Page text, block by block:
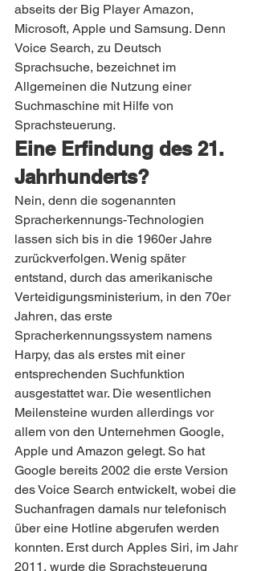
abseits der Big Player Amazon,
Microsoft, Apple und Samsung. Denn
Voice Search, zu Deutsch
Sprachsuche, bezeichnet im
Allgemeinen die Nutzung einer
Suchmaschine mit Hilfe von
Sprachsteuerung.
Eine Erfindung des 21.
Jahrhunderts?
Nein, denn die sogenannten
Spracherkennungs-Technologien
lassen sich bis in die 1960er Jahre
zurückverfolgen. Wenig später
entstand, durch das amerikanische
Verteidigungsministerium, in den 70er
Jahren, das erste
Spracherkennungssystem namens
Harpy, das als erstes mit einer
entsprechenden Suchfunktion
ausgestattet war. Die wesentlichen
Meilensteine wurden allerdings vor
allem von den Unternehmen Google,
Apple und Amazon gelegt. So hat
Google bereits 2002 die erste Version
des Voice Search entwickelt, wobei die
Suchanfragen damals nur telefonisch
über eine Hotline abgerufen werden
konnten. Erst durch Apples Siri, im Jahr
2011, wurde die Sprachsteuerung